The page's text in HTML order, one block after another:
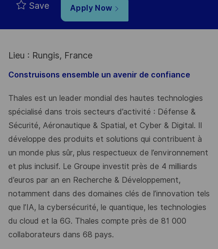
Save Apply Now
Lieu : Rungis, France
Construisons ensemble un avenir de confiance
Thales est un leader mondial des hautes technologies
spécialisé dans trois secteurs d’activité : Défense &
Sécurité, Aéronautique & Spatial, et Cyber & Digital. Il
développe des produits et solutions qui contribuent à
un monde plus sûr, plus respectueux de l’environnement
et plus inclusif. Le Groupe investit près de 4 milliards
d’euros par an en Recherche & Développement,
notamment dans des domaines clés de l’innovation tels
que l’IA, la cybersécurité, le quantique, les technologies
du cloud et la 6G. Thales compte près de 81 000
collaborateurs dans 68 pays.